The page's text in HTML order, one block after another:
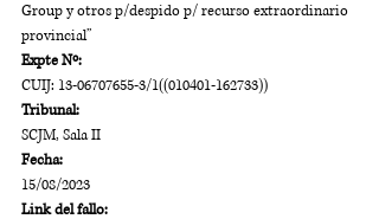
Group y otros p/despido p/ recurso extraordinario
provincial”
Expte Nº:
CUIJ: 13-06707655-3/1((010401-162733))
Tribunal:
SCJM, Sala II
Fecha:
15/08/2023
Link del fallo: